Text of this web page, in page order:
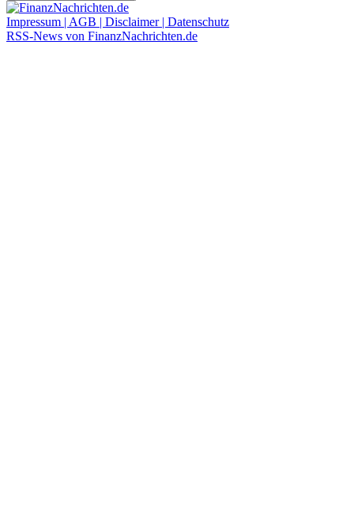
Impressum | AGB | Disclaimer | Datenschutz
RSS-News von FinanzNachrichten.de